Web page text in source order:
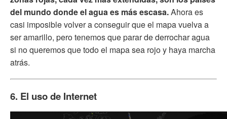
del mundo donde el agua es más escasa.Ahora es
casi imposible volver a conseguir que el mapa vuelva a
ser amarillo, pero tenemos que parar de derrochar agua
si no queremos que todo el mapa sea rojo y haya marcha
atrás.
6. El uso de Internet